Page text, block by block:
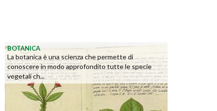
BOTANICA
La botanica è una scienza che permette di
conoscere in modo approfondito tutte le specie
vegetali ch...